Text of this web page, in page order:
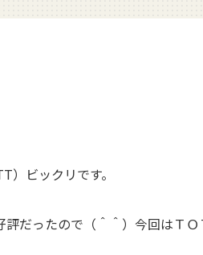
ビックリです。
だったので（＾＾）今回はＴ